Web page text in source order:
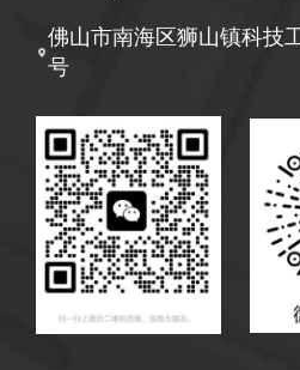
佛山市南海区狮山镇科技
号